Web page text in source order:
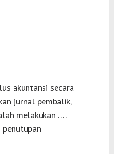
akuntansi secara
jurnal pembalik,
melakukan ….